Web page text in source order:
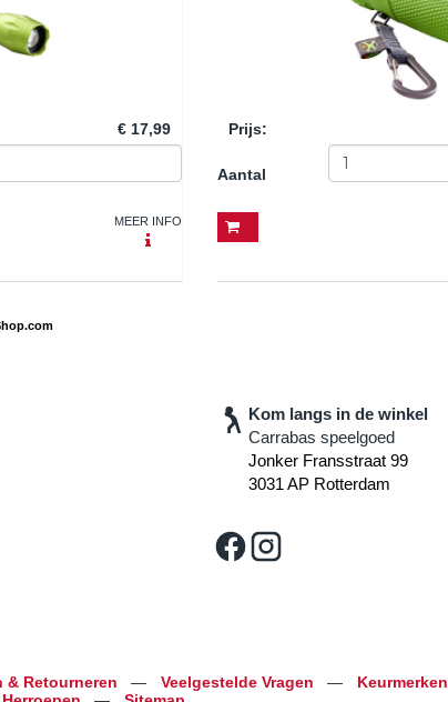
€ 17,99
MEER INFO
Prijs:
Aantal
Kom langs in de winkel
Carrabas speelgoed
Jonker Fransstraat 99
3031 AP Rotterdam
& Retourneren — Veelgestelde Vragen — Keurmerken